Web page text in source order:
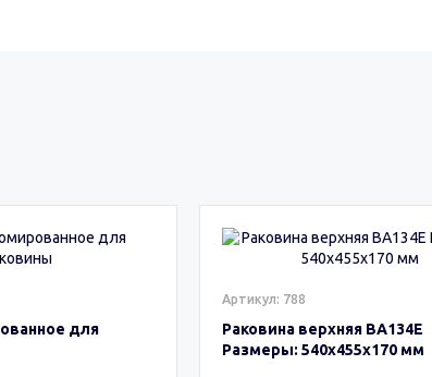
для
Артикул: 788
Раковина верхняя BA134E
Размеры: 540х455х170 мм